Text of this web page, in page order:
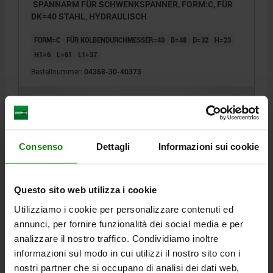
Consenso Dettagli Informazioni sui cookie
Questo sito web utilizza i cookie
Utilizziamo i cookie per personalizzare contenuti ed
annunci, per fornire funzionalità dei social media e per
analizzare il nostro traffico. Condividiamo inoltre
informazioni sul modo in cui utilizzi il nostro sito con i
nostri partner che si occupano di analisi dei dati web,
SPANNARM FÜR SCHWENKSPANNER, FORM:C, FÜR
DK=40 STAHL, HYDRAULISCH
FORM=C FÜR KOLBENDURCHMESSER=40 B=48 D=32
H=23
H1=6
L=61 L1=37
Bestellnummer: 04368-30-40373
DETAILS
CAD
DOWNLOADS